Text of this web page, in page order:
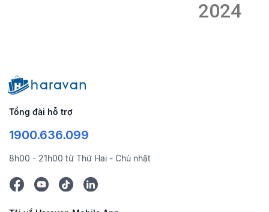
2024
Tổng đài hỗ trợ
1900.636.099
8h00 - 21h00 từ Thứ Hai - Chủ nhật